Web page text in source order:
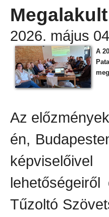
2026. május
A
Az
én,
Tűzoltó